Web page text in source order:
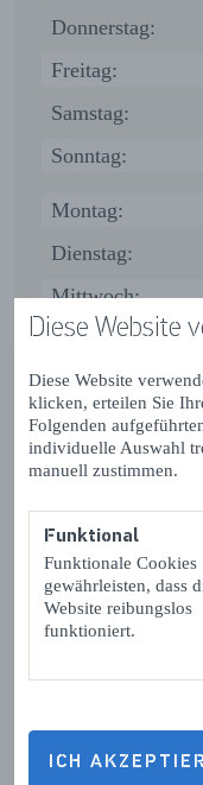
Diese Website
Diese Website
klicken, erteilen Sie
Folgenden
individuelle Auswahl
manuell zustimmen.
Funktional
Funktionale Cookies
gewährleisten, dass
Website reibungslos
funktioniert.
ICH
Donnerstag:
Freitag:
Samstag:
Sonntag:
Montag:
Dienstag:
Mittwoch:
Donnerstag:
Freitag:
Samstag:
Sonntag:
Dienstag:
Mittwoch:
Samstag: